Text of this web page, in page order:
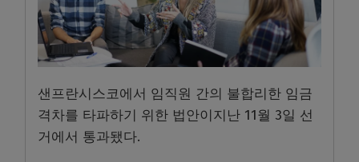
샌프란시스코에서 임직원 간의 불합리한 임금
격차를 타파하기 위한 법안이지난 11월 3일 선
거에서 통과됐다.